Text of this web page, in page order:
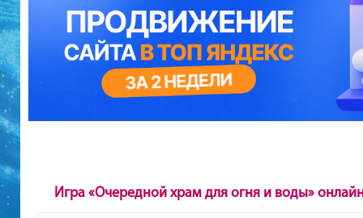
Игра «Очередной храм для огня и воды»